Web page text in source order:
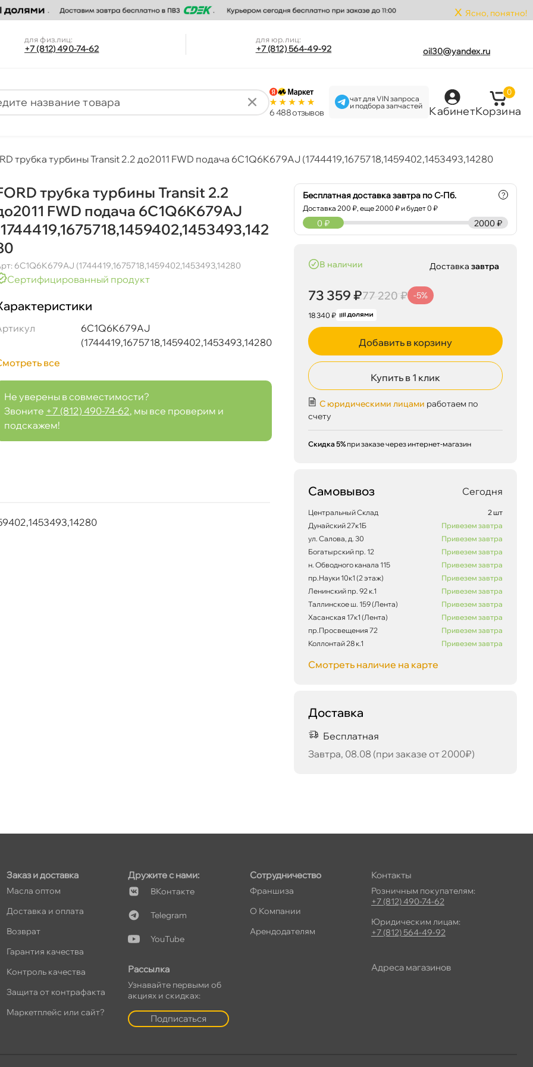
x Ясно, понятно!
для физ.лиц:
+7 (812) 490-74-62
для юр.лиц:
+7 (812) 564-49-92 oil30@yandex.ru
6 488 отзыво
чат для VIN запроса
и подбора запчастей
Кабинет
0
Корзина
трубка турбины Transit 2.2 до2011 FWD подача 6C1Q6K679AJ (1744419,1675718,1459402,1453493,14280
трубка турбины Transit 2.2
FWD подача 6C1Q6K679AJ
6C1Q6K679AJ (1744419,1675718,1459402,1453493,14280
Сертифицированный продукт
6C1Q6K679AJ
(1744419,1675718,1459402,1453493,14280
все
Не уверены в совместимости?
Звоните +7 (812) 490-74-62, мы все проверим и
подскажем!
Бесплатная доставка завтра по С-Пб.
Доставка200 ₽, еще2000 ₽ и будет 0 ₽
?
2000 ₽
0 ₽
наличии
73 359 ₽77 220 ₽ -5%
18 340 ₽
Доставказавтра
Добавить в корзину
Купить в 1 клик
С юридическими лицами работаем по
счету
Скидка 5% при заказе через интернет-магазин
Самовывоз Сегодня
Центральный Склад
2 шт
Дунайский 27к1Б
Привезем завтра
ул. Салова, д. 30
Привезем завтра
Богатырский пр. 12
Привезем завтра
н. Обводного канала 115
Привезем завтра
пр.Науки 10к1 (2 этаж)
Привезем завтра
Ленинский пр. 92 к.1
Привезем завтра
Таллинское ш. 159 (Лента)
Привезем завтра
Хасанская 17к1 (Лента)
Привезем завтра
пр.Просвещения 72
Привезем завтра
Коллонтай 28 к.1
Привезем завтра
Смотреть наличие на карте
Доставка
Бесплатная
Завтра, 08.08 (при заказе от 2000₽)
6C1Q6K679AJ (1744419,1675718,1459402,1453493,14280 73 359 ₽ корзину
Заказ и доставка
Масла оптом
Доставка и оплата
озврат
Гарантия качества
Контроль качества
Защита от контрафакта
Маркетплейс или сайт?
Дружите с нами:
Контакте
Telegram
YouTube
Рассылка
Узнавайте первыми о
акциях и скидках:
Подписаться
Сотрудничество
Франшиза
О Компании
Арендодателям
Контакты
Розничным покупателям:
+7 (812) 490-74-62
Юридическим лицам:
+7 (812) 564-49-92
Адреса магазино